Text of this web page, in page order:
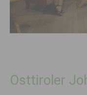
Osttiroler